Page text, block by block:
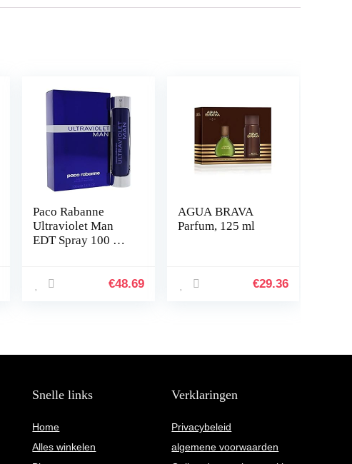
Paco Rabanne
Ultraviolet Man
EDT Spray 100 ml,
€48.69
AGUA BRAVA
Parfum, 125 ml
€29.36
Snelle links
Home
Alles winkelen
Verklaringen
Privacybeleid
algemene voorwaarden